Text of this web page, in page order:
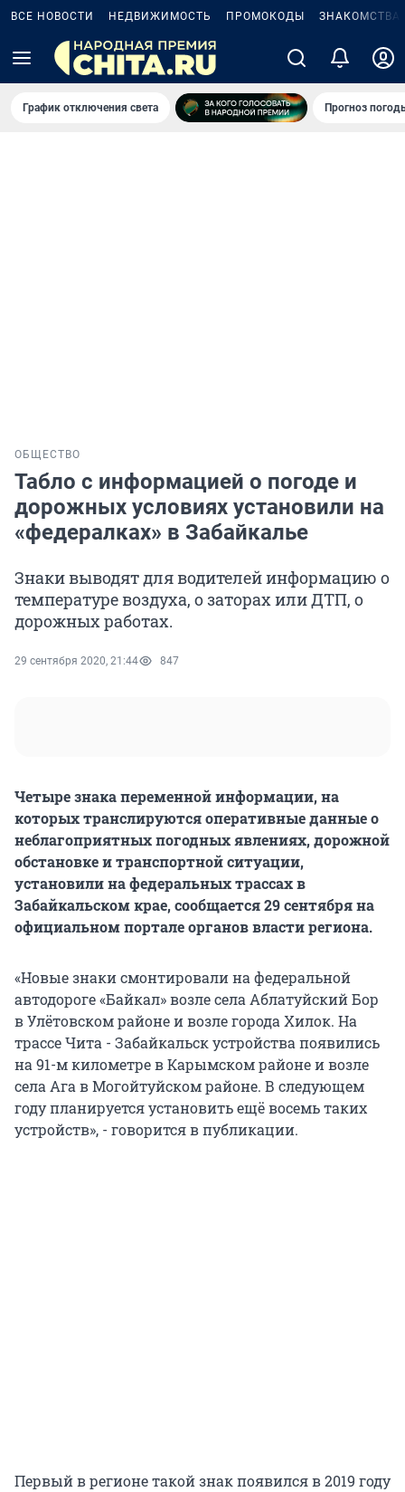
ВСЕ НОВОСТИ НЕДВИЖИМОСТЬ ПРОМОКОДЫ ЗНАКОМСТВА
График отключения света Прогноз
ОБЩЕСТВО
Табло с информацией о погоде и
дорожных условиях установили на
«федералках» в Забайкалье
Знаки выводят для водителей информацию о
температуре воздуха, о заторах или ДТП, о
дорожных работах.
29 сентября 2020, 21:44 847
Четыре знака переменной информации, на
которых транслируются оперативные данные о
неблагоприятных погодных явлениях, дорожной
обстановке и транспортной ситуации,
установили на федеральных трассах в
Забайкальском крае, сообщается 29 сентября на
официальном портале органов власти региона.
«Новые знаки смонтировали на федеральной
автодороге «Байкал» возле села Аблатуйский Бор
в Улётовском районе и возле города Хилок. На
трассе Чита - Забайкальск устройства появились
на 91-м километре в Карымском районе и возле
села Ага в Могойтуйском районе. В следующем
году планируется установить ещё восемь таких
устройств», - говорится в публикации.
Первый в регионе такой знак появился в 2019 году